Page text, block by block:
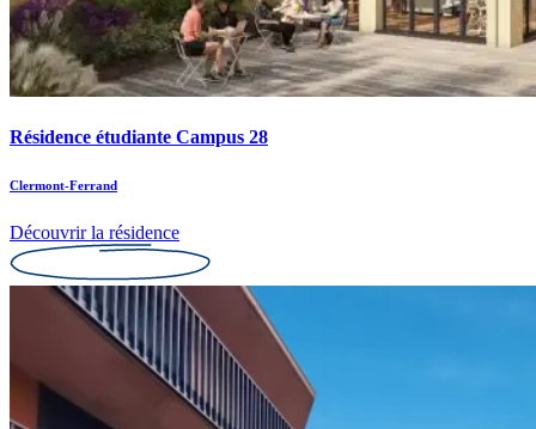
Résidence étudiante Campus 28
Clermont-Ferrand
Découvrir la résidence